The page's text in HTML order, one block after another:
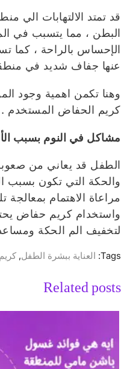
قد تمتد الالتهابات الي
البطن ، مما يتسبب في
الإحساس بالراحة ، كما
عنها جفاف شديد في
وهنا تكمن اهمية وجود
كريم الحفاض المستخدم .
مشاكل في النوم بسبب
الطفل قد يعاني من
والحكة التي تكون بسبب
مراعاة الاهتمام بمعالجة
واستخدام كريم حفاض
لتخفيف الم الحكة
Tags: العناية ببشرة الطفل,
Related posts